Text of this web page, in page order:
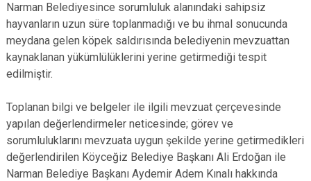
Narman Belediyesince sorumluluk alanındaki sahipsiz
hayvanların uzun süre toplanmadığı ve bu ihmal sonucunda
meydana gelen köpek saldırısında belediyenin mevzuattan
kaynaklanan yükümlülüklerini yerine getirmediği tespit
edilmiştir.
Toplanan bilgi ve belgeler ile ilgili mevzuat çerçevesinde
yapılan değerlendirmeler neticesinde; görev ve
sorumluluklarını mevzuata uygun şekilde yerine getirmedikleri
değerlendirilen Köyceğiz Belediye Başkanı Ali Erdoğan ile
Narman Belediye Başkanı Aydemir Adem Kınalı hakkında